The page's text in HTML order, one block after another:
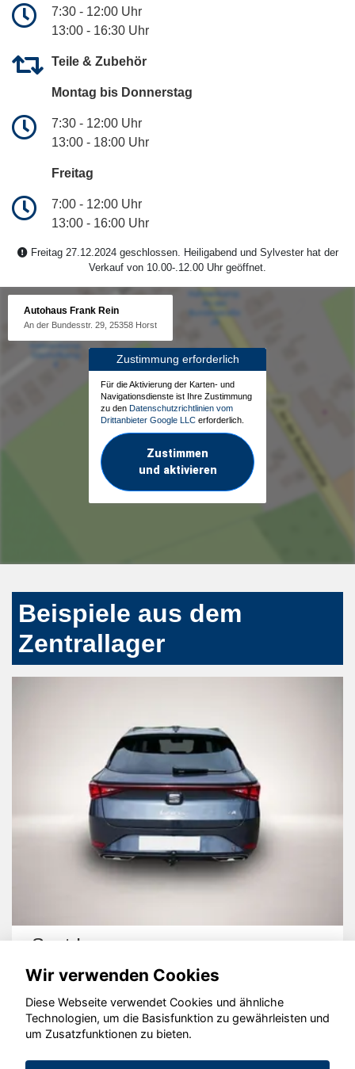
7:30 - 12:00 Uhr
13:00 - 16:30 Uhr
Teile & Zubehör
Montag bis Donnerstag
7:30 - 12:00 Uhr
13:00 - 18:00 Uhr
Freitag
7:00 - 12:00 Uhr
13:00 - 16:00 Uhr
Freitag 27.12.2024 geschlossen. Heiligabend und Sylvester hat der
Verkauf von 10.00-.12.00 Uhr geöffnet.
Autohaus Frank Rein
An der Bundesstr. 29, 25358 Horst
Zustimmung erforderlich
Für die Aktivierung der Karten- und
Navigationsdienste ist Ihre Zustimmung
zu den Datenschutzrichtlinien vom
Drittanbieter Google LLC erforderlich.
Zustimmen
und aktivieren
Beispiele aus dem
Zentrallager
Seat Leon
© konjunkturmotor.de GmbH 2020 - 2026
Wir verwenden Cookies
Diese Webseite verwendet Cookies und ähnliche
Technologien, um die Basisfunktion zu gewährleisten und
um Zusatzfunktionen zu bieten.